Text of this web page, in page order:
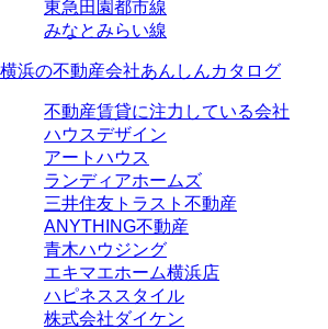
東急田園都市線
みなとみらい線
横浜の不動産会社あんしんカタログ
不動産賃貸に注力している会社
ハウスデザイン
アートハウス
ランディアホームズ
三井住友トラスト不動産
ANYTHING不動産
青木ハウジング
エキマエホーム横浜店
ハピネススタイル
株式会社ダイケン